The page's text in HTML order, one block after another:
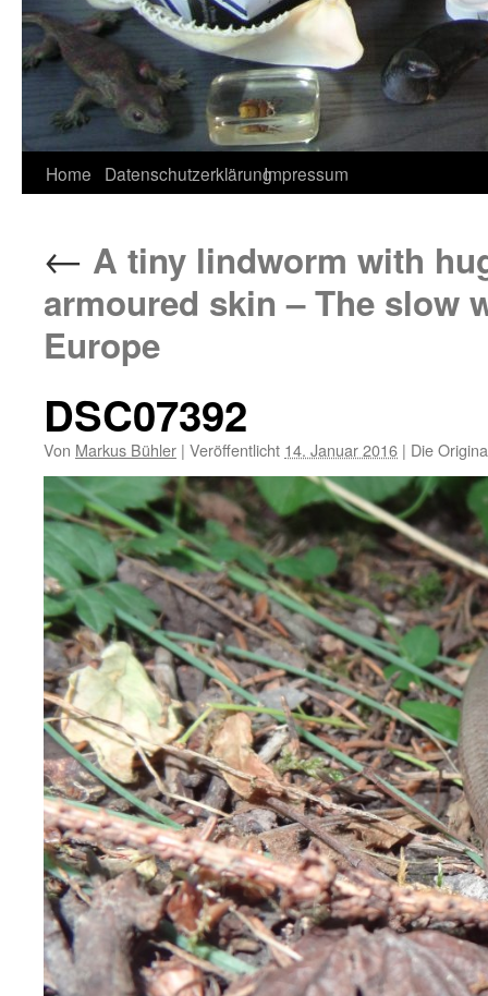
Home DatenschutzerklärungImpressum
← A tiny lindworm with
armoured skin – The slow
Europe
DSC07392
Von Markus Bühler | Veröffentlicht 14. Januar 2016 | Die